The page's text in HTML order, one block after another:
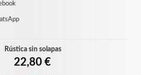
Rústica sin solapas
22,80 €